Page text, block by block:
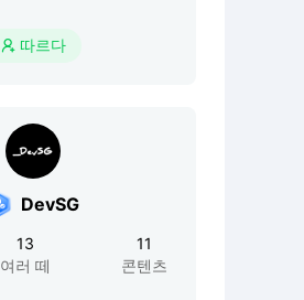
 따르다
DevSG
13
여러 떼
11
콘텐츠